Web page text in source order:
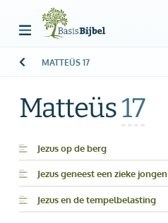
Welkom!
Start
Zoeken
Boek kiezen
MATTEÜS 17
Matteüs17
Jezus op de berg
Jezus geneest een zieke jongen
Jezus en de tempelbelasting